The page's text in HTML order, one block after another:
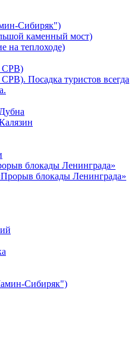
Сибиряк")
каменный мост)
на теплоходе)
СРВ)
Посадка туристов всегда
блокады Ленинграда»
блокады Ленинграда»
Сибиряк")